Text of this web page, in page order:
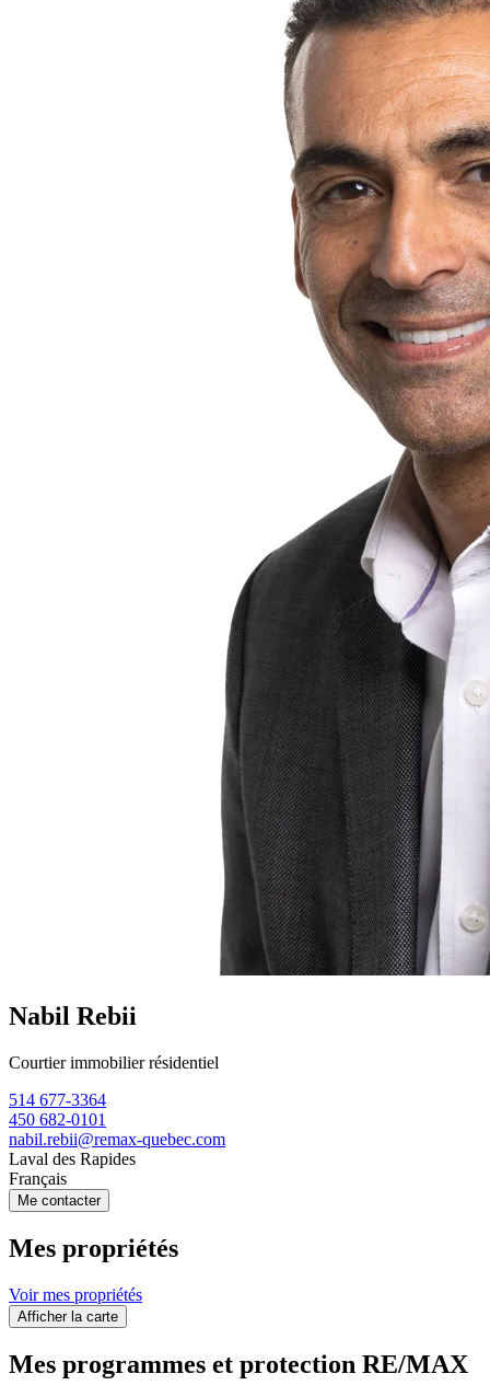
Nabil Rebii
Courtier immobilier résidentiel
514 677-3364
450 682-0101
nabil.rebii@remax-quebec.com
Laval des Rapides
Français
Me contacter
Mes propriétés
Voir mes propriétés
Afficher la carte
Mes programmes et protection RE/MAX